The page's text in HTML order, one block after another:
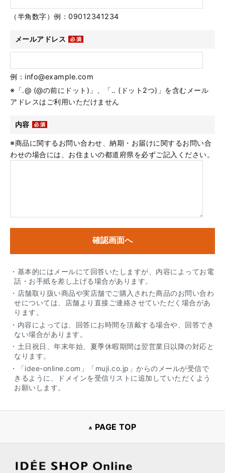
（半角数字）例：09012341234
メールアドレス
例：info@example.com
※「.@ (@の前にドット)」、「.. (ドット2つ)」を含むメール
アドレスはご利用いただけません
内容
※商品に関するお問い合わせ、納期・お届けに関するお問い合
わせの場合には、お住まいの都道府県を必ずご記入ください。
・基本的にはメールにて回答いたしますが、内容によってお電
話・お手紙を差し上げる場合があります。
・店舗取り扱い商品や実店舗でご購入された商品のお問い合わ
せについては、店舗より直接ご連絡させていただく場合があ
ります。
・内容によっては、回答にお時間を頂戴する場合や、回答でき
ない場合があります。
・土日祝日、年末年始、夏季休暇期間は翌営業日以降の対応と
なります。
・「idee-online.com」「muji.co.jp」からのメールが受信で
きるように、ドメインを受信リストに追加していただくよう
お願いします。
PAGE TOP